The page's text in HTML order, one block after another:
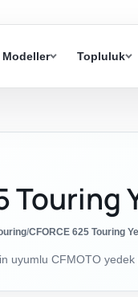
Modeller Topluluk
Touring
/CFORCE 625 Touring
uyumlu CFMOTO yedek